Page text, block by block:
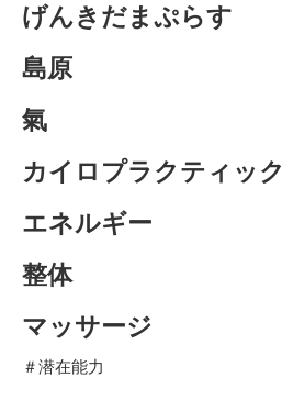
げんきだまぷらす
島原
氣
カイロプラクティック
エネルギー
整体
マッサージ
＃潜在能力